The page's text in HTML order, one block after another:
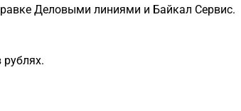
Деловыми линиями и Байкал Сервис.